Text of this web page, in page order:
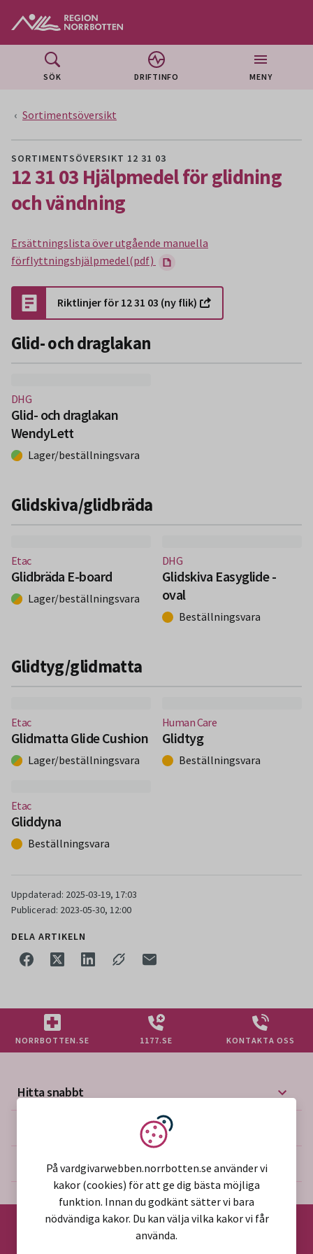
SÖK DRIFTINFO MENY
Sortimentsöversikt
SORTIMENTSÖVERSIKT 12 31 03
12 31 03 Hjälpmedel för glidning
och vändning
Ersättningslista över utgående manuella
förflyttningshjälpmedel(pdf)
Riktlinjer för 12 31 03 (ny flik)
Glid- och draglakan
DHG
Glid- och draglakan
WendyLett
(Nytt fönster)
Lager/beställningsvara
Glidskiva/glidbräda
Etac
Glidbräda E-board
(Nytt fönster)
Lager/beställningsvara
DHG
Glidskiva Easyglide -
oval
(Nytt fönster)
Beställningsvara
Glidtyg/glidmatta
Etac
Glidmatta Glide Cushion
(Nytt fönster)
Lager/beställningsvara
Human Care
Glidtyg
(Nytt fönster)
Beställningsvara
Etac
Gliddyna
(Nytt fönster)
Beställningsvara
Uppdaterad: 2025-03-19, 17:03
Publicerad: 2023-05-30, 12:00
DELA ARTIKELN
NORRBOTTEN.SE 1177.SE KONTAKTA OSS
Hitta snabbt
Mer på vårdgivarwebben
Om webbplatsen
Vi använder kakor
På vardgivarwebben.norrbotten.se använder vi
kakor (cookies) för att ge dig bästa möjliga
funktion. Innan du godkänt sätter vi bara
nödvändiga kakor. Du kan välja vilka kakor vi får
använda.